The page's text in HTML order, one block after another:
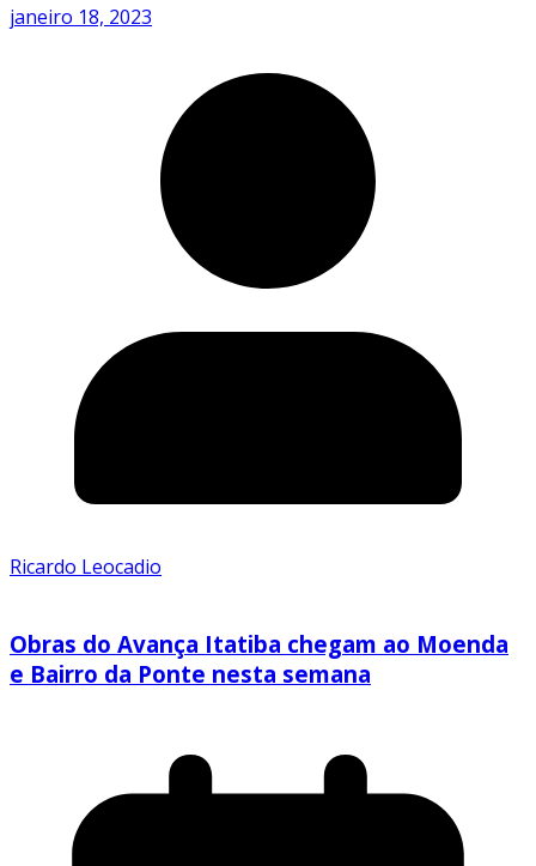
janeiro 18, 2023
Ricardo Leocadio
Obras do Avança Itatiba chegam ao Moenda
e Bairro da Ponte nesta semana